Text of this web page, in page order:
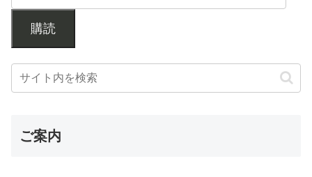
購読
ご案内